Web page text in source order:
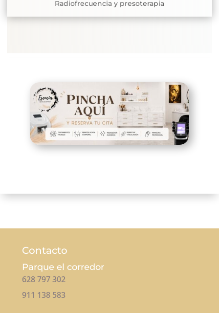
Radiofrecuencia y presoterapia
Contacto
Parque el corredor
628 797 302
911 138 583